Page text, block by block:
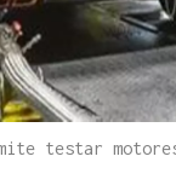
testar